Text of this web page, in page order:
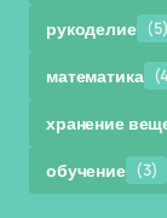
рукоделие (5)
математика
хранение
обучение (3)